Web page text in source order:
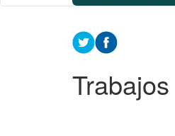
Contenido
principal